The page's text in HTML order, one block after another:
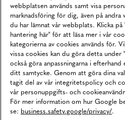
Vårt Ansvar
Våra Tjänster
Press
Studentrabatt
B2B
Tillgänglighetsredogörelse
Betalningar online sköts i
webbplatsen används samt visa
marknadsföring för dig, även på
du har lämnat vår webbplats. Klicka
hantering här" för att läsa mer i vår
kategorierna av cookies används för.
vissa cookies kan du göra detta under
också göra anpassningarna i
ditt samtycke. Genom att göra dina
tagit del av vår integritetspolicy och
vår personuppgifts- och
För mer information om hur Google
se: business.safety.google/privacy/.